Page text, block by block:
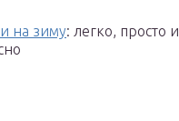
на зиму: легко, просто и